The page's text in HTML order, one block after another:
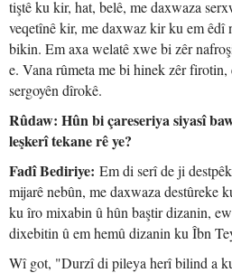
tiştê ku kir, hat, belê, me daxwaza
veqetînê kir, me daxwaz kir ku em êdî
bikin. Em axa welatê xwe bi zêr
e. Vana rûmeta me bi hinek zêr
sergoyên dîrokê.
Rûdaw: Hûn bi çareseriya siyasî
leşkerî tekane rê ye?
Fadî Bediriye: Em di serî de ji
mijarê nebûn, me daxwaza destûreke
ku îro mixabin û hûn baştir dizanin,
dixebitin û em hemû dizanin ku Îbn
Wî got, "Durzî di pileya herî bilind a